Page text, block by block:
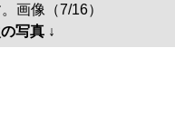
画像（7/16）
写真 ↓